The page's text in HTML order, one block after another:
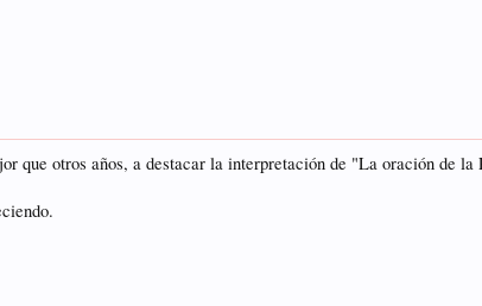
que otros años, a destacar la interpretación de "La oración de